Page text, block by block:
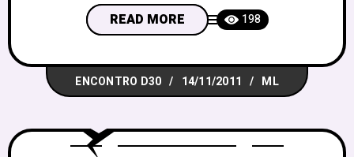
as novidades. Bem, foi muito divertido
jogar Old Dragon com o pessoal.
Acreditam que tinha gente que não
jogava D&D desde a 2a edição? Pois é, e
READ MORE 198
ENCONTRO D30 14/11/2011 ML